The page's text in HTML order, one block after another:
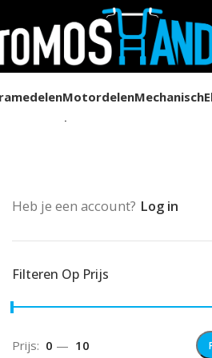
MotordelenMechanisch
Heb je een account? Log in
Filteren Op Prijs
Prijs: 0 — 10